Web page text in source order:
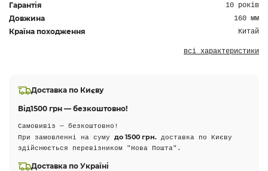
Гарантія 10 років
Довжина 160 мм
Країна походження Китай
всі характеристики
Доставка по Києву
Від1500 грн — безкоштовно!
Самовивіз — безкоштовно!
При замовленні на суму до 1500 грн. доставка по Києву
здійснюється перевізником "Нова Пошта".
Доставка по Україні